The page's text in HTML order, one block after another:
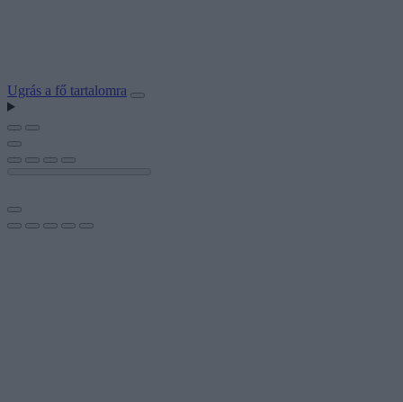
Ugrás a fő tartalomra